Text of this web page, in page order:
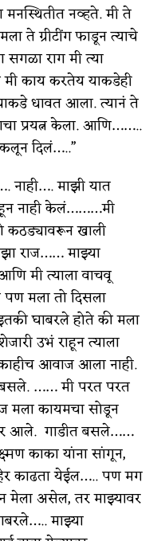
ध्यास : डॉ. राहुल
धोका टळला असे नाही!
महत्त्वाच्या घटना
का गरजेचं?
नव्हते. मी ते
ते ग्रीटींग फाडून त्याचे
राग मी त्या
मी काय करतेय याकडेही
धावत आला. त्यानं ते
प्रयत्न केला. आणि……..
दिलं…..”
नाही…. माझी यात
नाही केलं………मी
कठड्यावरून खाली
राज…… माझ्या
मी त्याला वाचवू
मला तो दिसला
घाबरले होते की मला
उभं राहून त्याला
आवाज आला नाही.
…… मी परत परत
मला कायमचा सोडून
आले. गाडीत बसले……
काका यांना सांगून,
काढता येईल….. पण मग
मेला असेल, तर माझ्यावर
माझ्या